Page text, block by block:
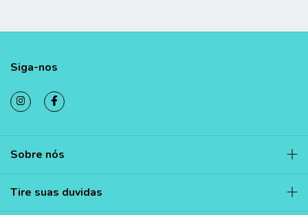
Siga-nos
Sobre nós
Tire suas duvidas